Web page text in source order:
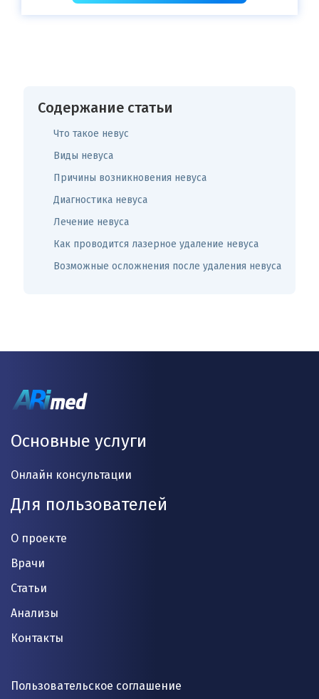
Содержание статьи
Что такое невус
Виды невуса
Причины возникновения невуса
Диагностика невуса
Лечение невуса
Как проводится лазерное удаление невуса
Возможные осложнения после удаления невуса
Основные услуги
Онлайн консультации
Для пользователей
О проекте
Врачи
Статьи
Анализы
Контакты
Пользовательское соглашение